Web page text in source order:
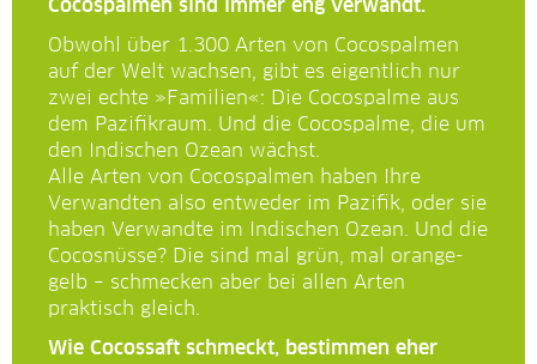
Cocospalmen sind immer eng verwandt.
Obwohl über 1.300 Arten von Cocospalmen
auf der Welt wachsen, gibt es eigentlich nur
zwei echte »Familien«: Die Cocospalme aus
dem Pazifikraum. Und die Cocospalme, die um
den Indischen Ozean wächst.
Alle Arten von Cocospalmen haben Ihre
Verwandten also entweder im Pazifik, oder sie
haben Verwandte im Indischen Ozean. Und die
Cocosnüsse? Die sind mal grün, mal orange-
gelb – schmecken aber bei allen Arten
praktisch gleich.
Wie Cocossaft schmeckt, bestimmen eher